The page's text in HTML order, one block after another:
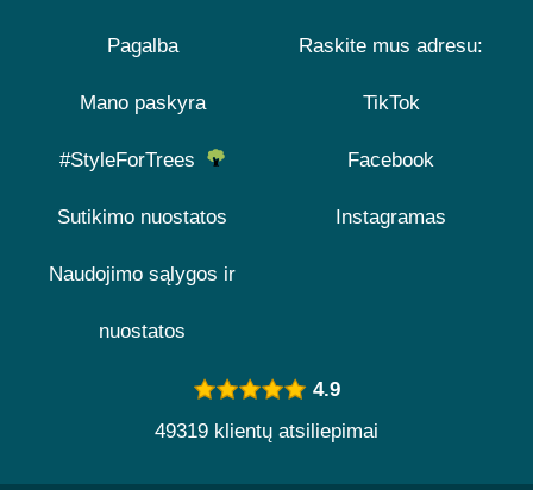
Pagalba
Mano paskyra
#StyleForTrees
Sutikimo nuostatos
Naudojimo sąlygos ir
nuostatos
Raskite mus adresu:
TikTok
Facebook
Instagramas
4.9
49319 klientų atsiliepimai